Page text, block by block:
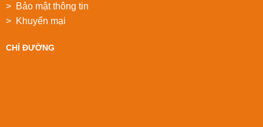
> Bảo mật thông tin
> Khuyển mại
CHỈ ĐƯỜNG